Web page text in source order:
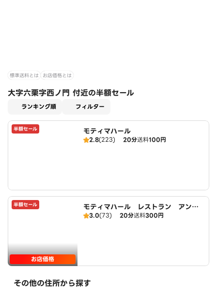
標準送料とは お店価格とは
大字六栗字西ノ門 付近の半額セール
ランキング順 フィルター
半額セール モティマハール
2.8(223) 20分送料100円
半額セール
お店価格
モティマハール レストラン アンド
バー
3.0(73) 20分送料300円
その他の住所から探す